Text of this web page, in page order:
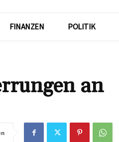
FINANZEN POLITIK
an